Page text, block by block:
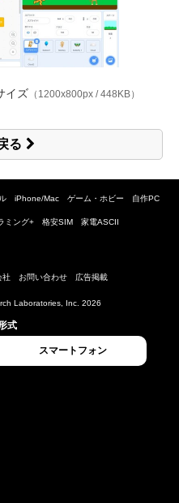
イズ （1200x800px / 448KB）
る
iPhone/Mac ゲーム・ホビー 自作PC
ミング+ 格安SIM 家電ASCII
社 お問い合わせ 広告掲載
Laboratories, Inc. 2026
式
スマートフォン